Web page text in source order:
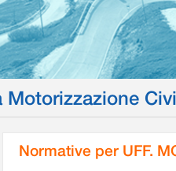
Normative per UFF.